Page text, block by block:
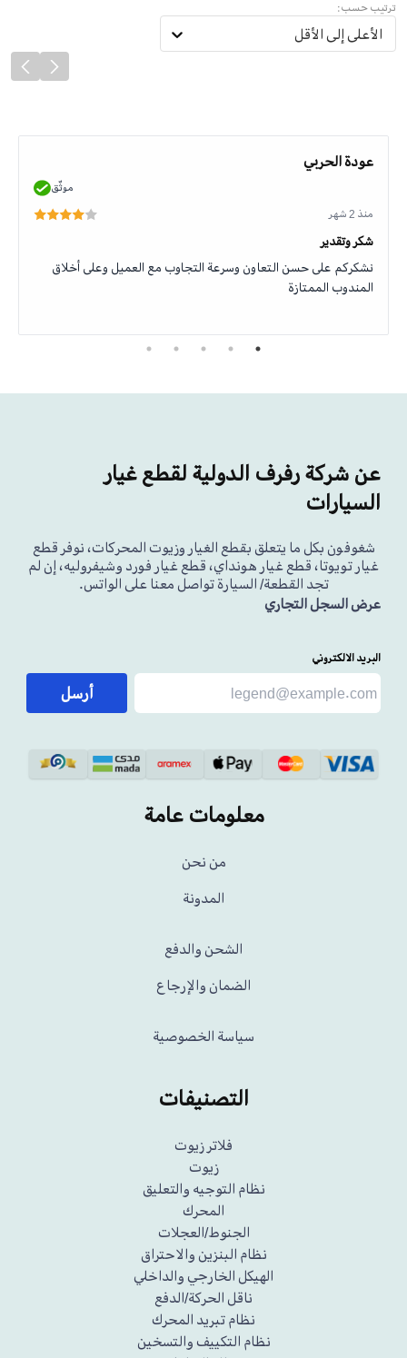
ترتيب حسب:
الأعلى إلى الأقل
عودة الحربي
موثّق
منذ 2 شهر
شكر وتقدير
نشكركم على حسن التعاون وسرعة التجاوب مع العميل وعلى أخلاق
المندوب الممتازة
عن شركة رفرف الدولية لقطع غيار
السيارات
شغوفون بكل ما يتعلق بقطع الغيار وزيوت المحركات، نوفر قطع
غيار تويوتا، قطع غيار هونداي، قطع غيار فورد وشيفروليه، إن لم
تجد القطعة/ السيارة تواصل معنا على الواتس.
عرض السجل التجاري
البريد الالكتروني
أرسل
معلومات عامة
من نحن
المدونة
الشحن والدفع
الضمان والإرجاع
سياسة الخصوصية
التصنيفات
فلاتر زيوت
زيوت
نظام التوجيه والتعليق
المحرك
الجنوط/العجلات
نظام البنزين والاحتراق
الهيكل الخارجي والداخلي
ناقل الحركة/الدفع
نظام تبريد المحرك
نظام التكييف والتسخين